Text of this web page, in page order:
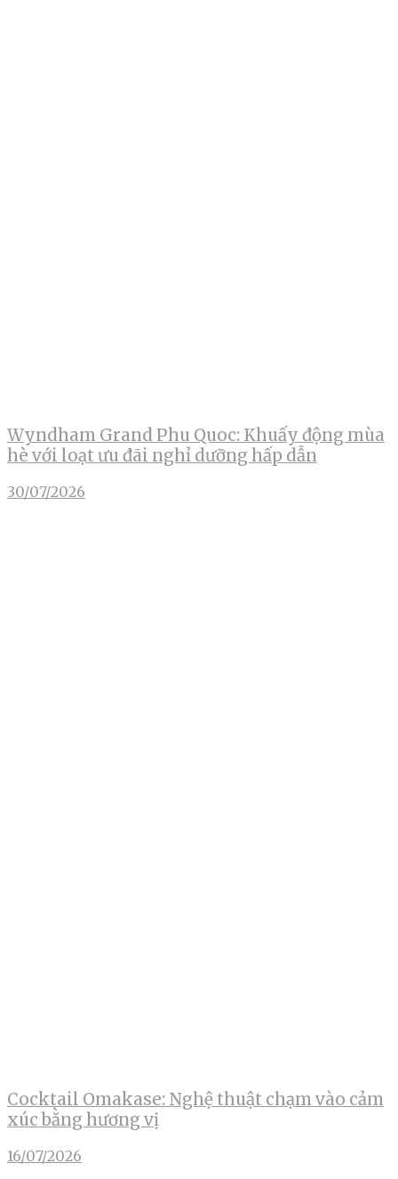
Wyndham Grand Phu Quoc: Khuấy động mùa
hè với loạt ưu đãi nghỉ dưỡng hấp dẫn
30/07/2026
Cocktail Omakase: Nghệ thuật chạm vào cảm
xúc bằng hương vị
16/07/2026